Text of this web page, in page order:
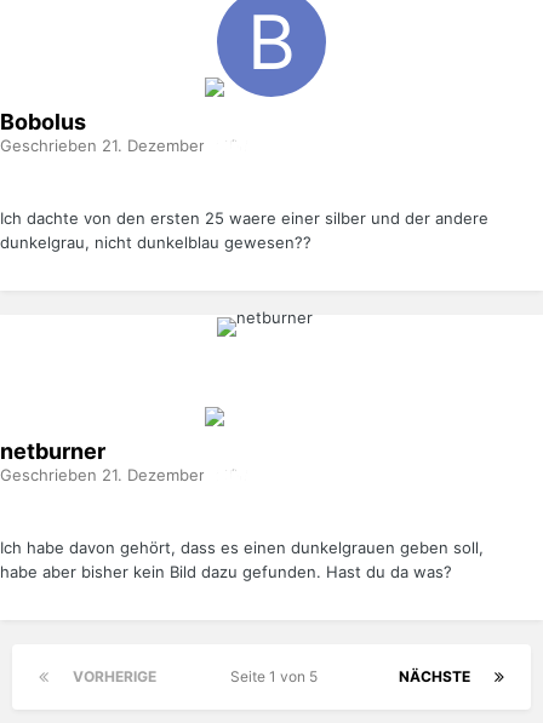
Bobolus
Geschrieben 21. Dezember 2008
Ich dachte von den ersten 25 waere einer silber und der andere
dunkelgrau, nicht dunkelblau gewesen??
netburner
Geschrieben 21. Dezember 2008
Ich habe davon gehört, dass es einen dunkelgrauen geben soll,
habe aber bisher kein Bild dazu gefunden. Hast du da was?
VORHERIGE NÄCHSTE
Seite 1 von 5